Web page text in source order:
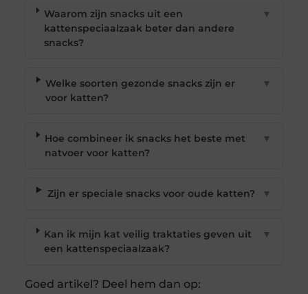
Waarom zijn snacks uit een
kattenspeciaalzaak beter dan andere
snacks?
▼
Welke soorten gezonde snacks zijn er
voor katten?
▼
Hoe combineer ik snacks het beste met
natvoer voor katten?
▼
Zijn er speciale snacks voor oude katten? ▼
Kan ik mijn kat veilig traktaties geven uit
een kattenspeciaalzaak?
▼
Goed artikel? Deel hem dan op: